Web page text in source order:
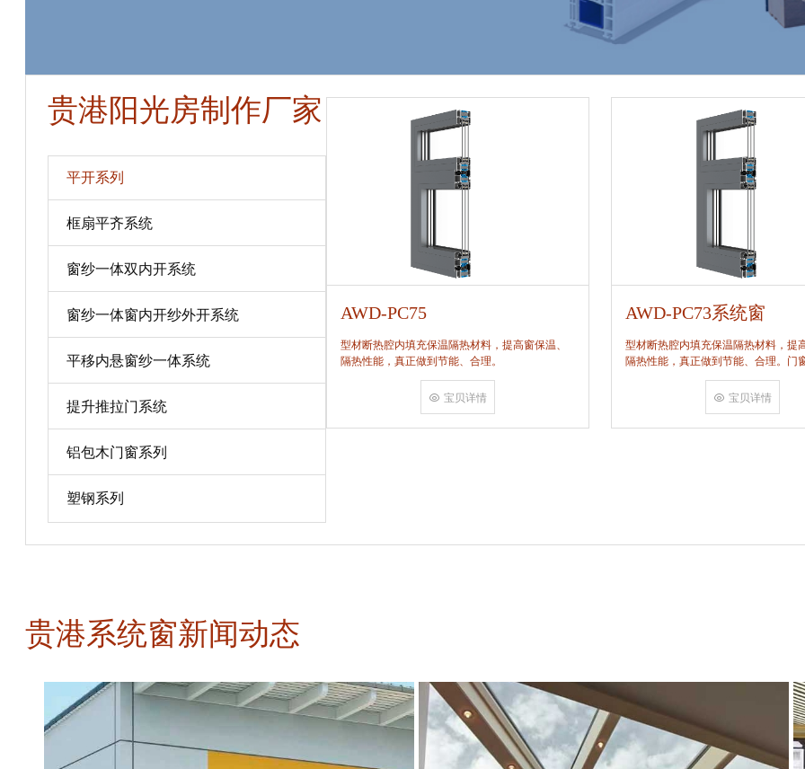
贵港阳光房制作厂家
平开系列
框扇平齐系统
窗纱一体双内开系统
窗纱一体窗内开纱外开系统
平移内悬窗纱一体系统
提升推拉门系统
铝包木门窗系列
塑钢系列
AWD-PC80
隔热性能，真正做到节能、合理。
宝贝详情
AWD-PC75
型材断热腔内填充保温隔热材料，提高窗保温、
隔热性能，真正做到节能、合理。
宝贝详情
AWD-PC73系统窗
型材断热腔内填充保温隔热材料，提
隔热性能，真正做到节能、合理。门
角，采用多点挤压角码结构与加重型
结合完成，在通过角部加注德国双组
宝贝详情
贵港系统窗新闻动态